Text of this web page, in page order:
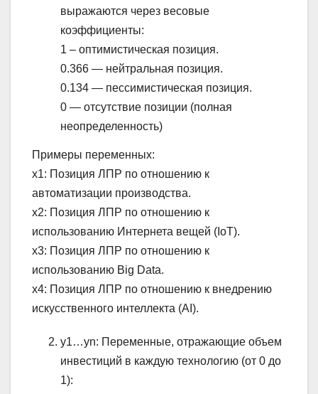
выражаются через весовые
коэффициенты:
1 – оптимистическая позиция.
0.366 — нейтральная позиция.
0.134 — пессимистическая позиция.
0 — отсутствие позиции (полная
неопределенность)
Примеры переменных:
x1: Позиция ЛПР по отношению к
автоматизации производства.
x2: Позиция ЛПР по отношению к
использованию Интернета вещей (IoT).
x3: Позиция ЛПР по отношению к
использованию Big Data.
x4: Позиция ЛПР по отношению к внедрению
искусственного интеллекта (AI).
y1…yn: Переменные, отражающие объем
инвестиций в каждую технологию (от 0 до
1):